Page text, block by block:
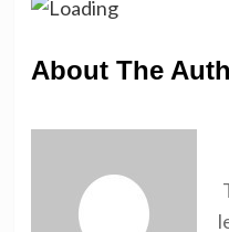
About The